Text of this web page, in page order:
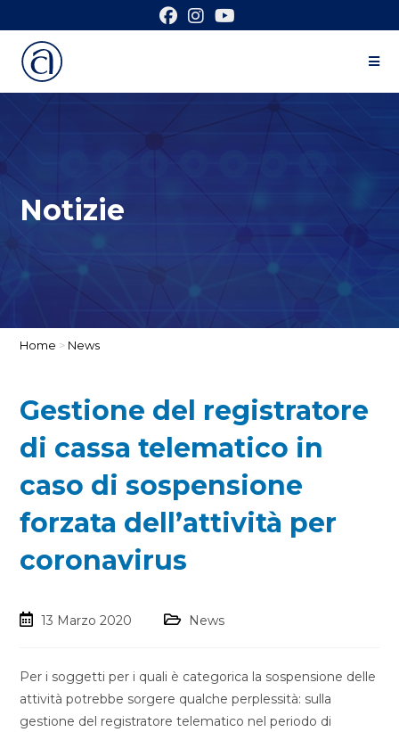
Notizie
Home > News
Gestione del registratore
di cassa telematico in
caso di sospensione
forzata dell’attività per
coronavirus
13 Marzo 2020 News
Per i soggetti per i quali è categorica la sospensione delle
attività potrebbe sorgere qualche perplessità: sulla
gestione del registratore telematico nel periodo di